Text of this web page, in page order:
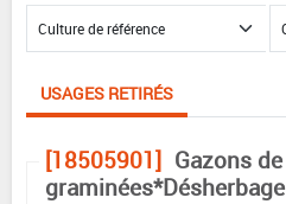
USAGES RETIRÉS
[18505901] Gazons de
graminées*Désherbage